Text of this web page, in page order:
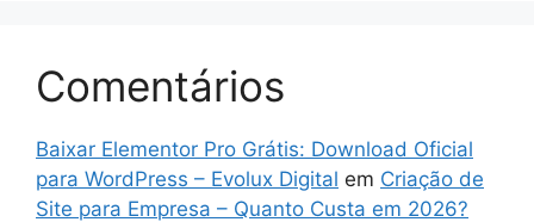
Comentários
Baixar Elementor Pro Grátis: Download Oficial
para WordPress – Evolux Digital em Criação de
Site para Empresa – Quanto Custa em 2026?